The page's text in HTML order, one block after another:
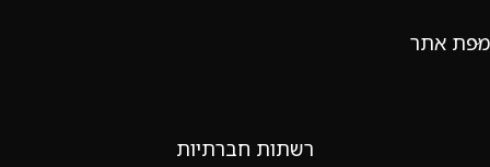
מפת אתר
רשתות חברתיות